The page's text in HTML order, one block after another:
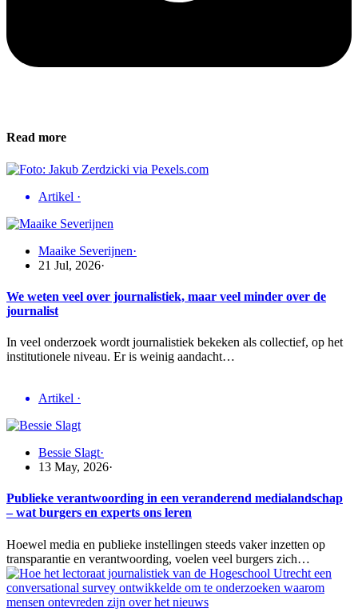
Read more
Artikel ·
Maaike Severijnen·
21 Jul, 2026·
We weten veel over journalistiek, maar veel minder over de
journalist
In veel onderzoek wordt journalistiek bekeken als collectief, op het
institutionele niveau. Er is weinig aandacht…
Artikel ·
Bessie Slagt·
13 May, 2026·
Publieke verantwoording in een veranderend medialandschap
– wat burgers en experts ons leren
Hoewel media en publieke instellingen steeds vaker inzetten op
transparantie en verantwoording, voelen veel burgers zich…